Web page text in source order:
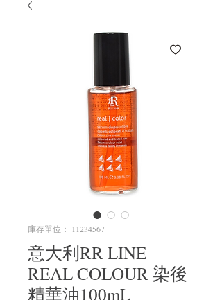
庫存單位： 11234567
意大利RR LINE
REAL COLOUR 染後
精華油100mL